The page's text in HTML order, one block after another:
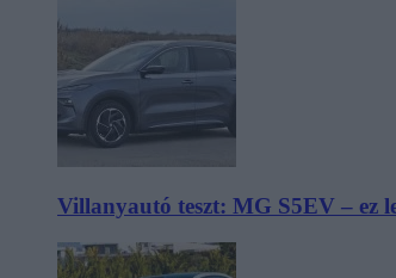
Villanyautó teszt: MG S5EV – ez